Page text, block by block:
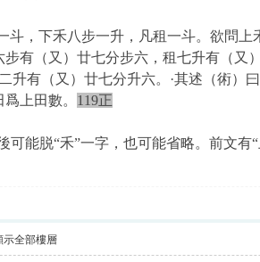
斗，下禾八步一升，凡租一斗。欲問上
有（又）廿七分步六，租七升有（又
升有（又）廿七分升六。·其述（術）
上田數。 119正
可能脱“禾”一字，也可能省略。前文有
示全部樓層